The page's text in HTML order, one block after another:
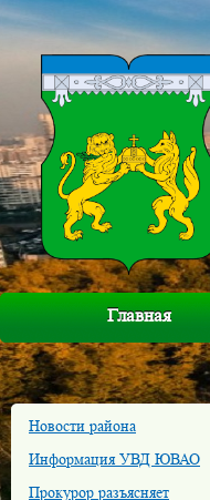
Главная
Новости района
Информация УВД ЮВАО
Прокурор разъясняет